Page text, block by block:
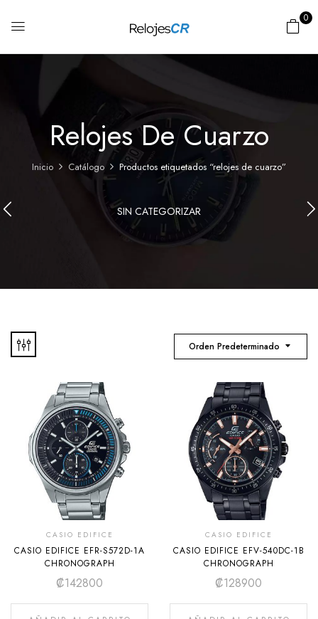
0
Relojes De Cuarzo
Inicio Catálogo Productos etiquetados “relojes de cuarzo”
SIN CATEGORIZAR
Orden Predeterminado
CASIO EDIFICE
CASIO EDIFICE EFR-S572D-1A
CHRONOGRAPH
₡142800
CASIO EDIFICE
CASIO EDIFICE EFV-540DC-1B
CHRONOGRAPH
₡128900